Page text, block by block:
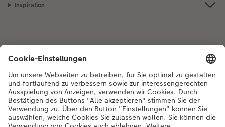
Inspiration
Bei Fragen zu Produkten oder der Bestellung können Sie uns gerne von
Montag bis Samstag von 8:00 – 20:00 Uhr und Sonntag von 10:00 –
20:00 Uhr (gesetzliche Feiertage ausgenommen) unter der
Telefonnummer044 499 01 21kontaktieren.